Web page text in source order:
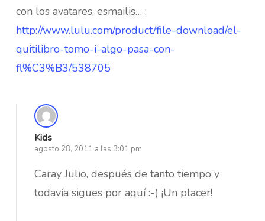
con los avatares, esmailis… :
http://www.lulu.com/product/file-download/el-
quitilibro-tomo-i-algo-pasa-con-
fl%C3%B3/538705
Kids
agosto 28, 2011 a las 3:01 pm
Caray Julio, después de tanto tiempo y
todavía sigues por aquí :-) ¡Un placer!